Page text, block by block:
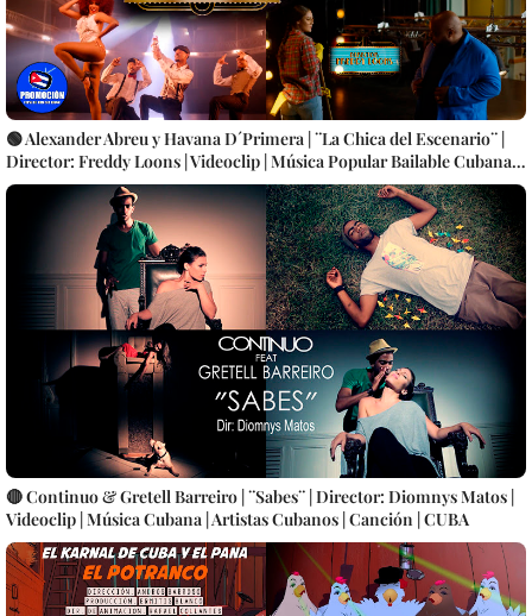
🟢 Alexander Abreu y Havana D´Primera | ¨La Chica del Escenario¨ |
Director: Freddy Loons | Videoclip | Música Popular Bailable Cubana |
SON - SALSA - TIMBA | Artistas Cubanos | Canción | CUBA
🔴 Continuo & Gretell Barreiro | ¨Sabes¨ | Director: Diomnys Matos |
Videoclip | Música Cubana | Artistas Cubanos | Canción | CUBA